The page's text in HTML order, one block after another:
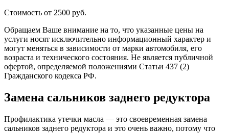
Стоимость от 2500 руб.
Обращаем Ваше внимание на то, что указанные цены на
услуги носят исключительно информационный характер и
могут меняться в зависимости от марки автомобиля, его
возраста и технического состояния. Не является публичной
офертой, определяемой положениями Статьи 437 (2)
Гражданского кодекса РФ.
Замена сальников заднего редуктора
Профилактика утечки масла — это своевременная замена
сальников заднего редуктора и это очень важно, потому что